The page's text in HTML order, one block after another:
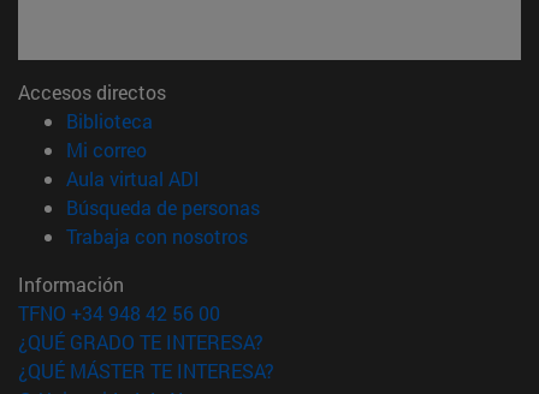
Accesos directos
Biblioteca
Mi correo(abre en nueva ventana)
Aula virtual ADI
Búsqueda de personas(abre en nueva ventana)
Trabaja con nosotros(abre en nueva ventana)
Información
TFNO +34 948 42 56 00
¿QUÉ GRADO TE INTERESA?
¿QUÉ MÁSTER TE INTERESA?